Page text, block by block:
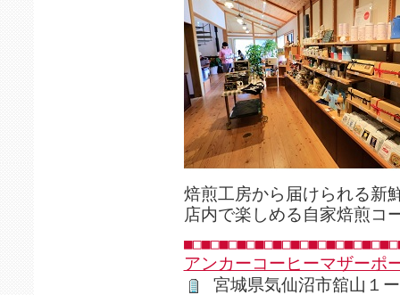
焙煎工房から届けられる新
店内で楽しめる自家焙煎コ
アンカーコーヒーマザーポ
宮城県気仙沼市舘山１